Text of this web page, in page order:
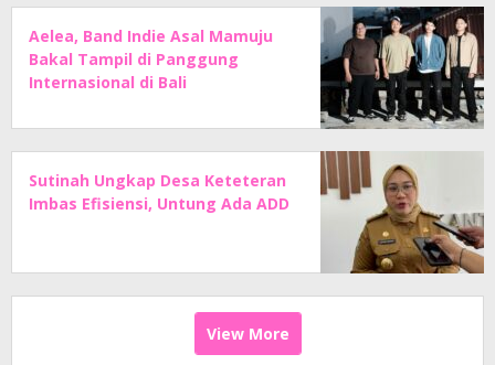
Aelea, Band Indie Asal Mamuju
Bakal Tampil di Panggung
Internasional di Bali
Sutinah Ungkap Desa Keteteran
Imbas Efisiensi, Untung Ada ADD
View More